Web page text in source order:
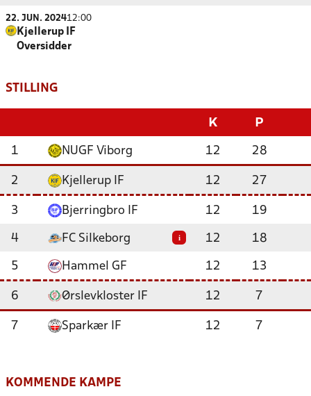
22. JUN. 202412:00
Kjellerup IF
Oversidder
STILLING
K P
1 NUGF Viborg 12 28
2 Kjellerup IF 12 27
3 Bjerringbro IF 12 19
4 FC Silkeborg i 12 18
5 Hammel GF 12 13
6 Ørslevkloster IF 12 7
7 Sparkær IF 12 7
KOMMENDE KAMPE